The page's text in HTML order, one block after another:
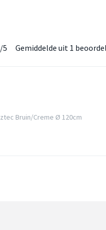
/5 Gemiddelde uit 1
Bruin/Creme Ø 120cm